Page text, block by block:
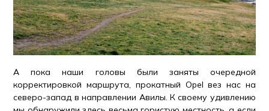
А пока наши головы были заняты очередной
корректировкой маршрута, прокатный Opel вез нас на
северо-запад в направлении Авилы. К своему удивлению